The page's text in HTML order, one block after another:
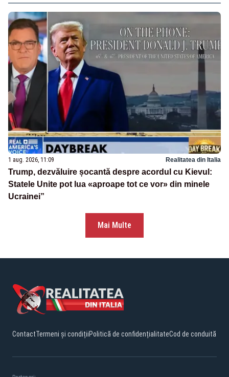
1 aug. 2026, 11:09 Realitatea din Italia
Trump, dezvăluire șocantă despre acordul cu Kievul:
Statele Unite pot lua «aproape tot ce vor» din minele
Ucrainei”
Mai Multe
ContactTermeni și condițiiPolitică de confidențialitateCod de conduită